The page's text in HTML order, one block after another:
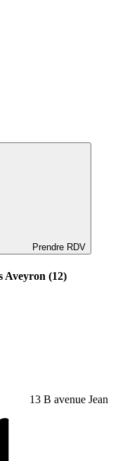
Prendre RDV
Aveyron (12)
13 B avenue Jean